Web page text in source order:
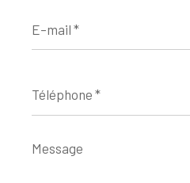
mail
*
*
Message
*